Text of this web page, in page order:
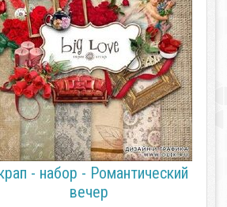
- набор - Романтический
вечер